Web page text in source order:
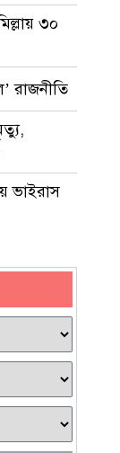
৩০
রাজনীতি
ভাইরাস